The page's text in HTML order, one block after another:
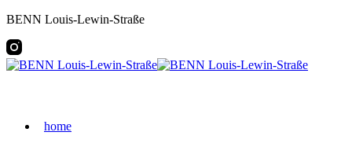
BENN Louis-Lewin-Straße
home